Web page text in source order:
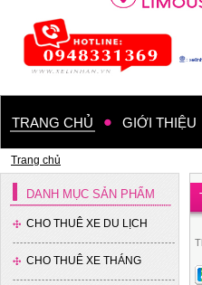
TRANG CHỦ GIỚI THIỆU
Trang chủ
DANH MỤC SẢN PHẨM
CHO THUÊ XE DU LỊCH
CHO THUÊ XE THÁNG
Xe 45 chỗ - Kia Granbird
Tracomeco